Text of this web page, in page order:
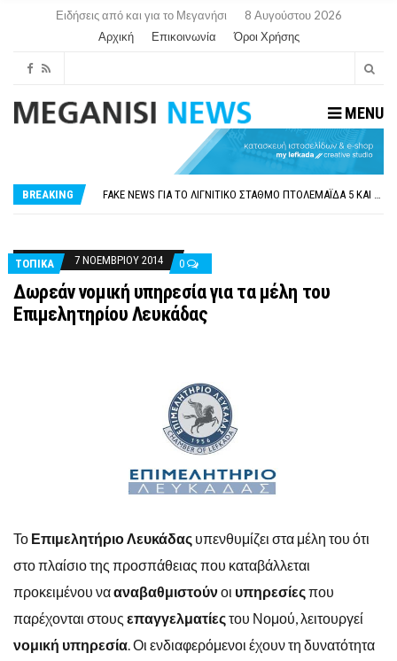
Ειδήσεις από και για το Μεγανήσι
8 Αυγούστου 2026
Αρχική
Επικοινωνία Όροι Χρήσης
MENU
BREAKING
ΠΑΡΑΙΤΉΘΗΚΕ Η ΑΝΤΙΔΉΜΑΡΧΟΣ ΠΟΛΙΤΙΣΜΟΎ ΜΕΓΑΝΗΣΊΟΥ Κ . ΕΥΑΓΓΕΛΊΑ ΜΕΛΆ. Η ΕΠΙΣΤΟΛΉ ΤΗΣ ΠΑΡΑΊΤΗΣΗΣ
FAKE NEWS ΓΙΑ ΤΟ ΛΙΓΝΙΤΙΚΌ ΣΤΑΘΜΌ ΠΤΟΛΕΜΑΪ́ΔΑ 5 ΚΑΙ ΤΗΝ ΕΝΕΡΓΕΙΑΚΉ ΑΣΦΆΛΕΙΑ ΤΗΣ ΧΏΡΑΣ
ΤΟΠΙΚΑ
7 ΝΟΕΜΒΡΊΟΥ 2014 0
Δωρεάν νομική υπηρεσία για τα μέλη του
Επιμελητηρίου Λευκάδας
Το Επιμελητήριο Λευκάδας υπενθυμίζει στα μέλη του ότι
στο πλαίσιο της προσπάθειας που καταβάλλεται
προκειμένου νααναβαθμιστούνοι υπηρεσίεςπου
παρέχονται στους επαγγελματίεςτου Νομού, λειτουργεί
νομική υπηρεσία . Οι ενδιαφερόμενοι έχουν τη δυνατότητα